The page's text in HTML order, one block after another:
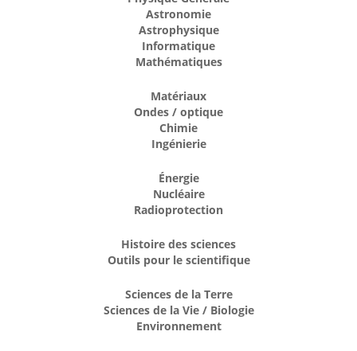
Astronomie
Astrophysique
Informatique
Mathématiques
Matériaux
Ondes / optique
Chimie
Ingénierie
Énergie
Nucléaire
Radioprotection
Histoire des sciences
Outils pour le scientifique
Sciences de la Terre
Sciences de la Vie / Biologie
Environnement